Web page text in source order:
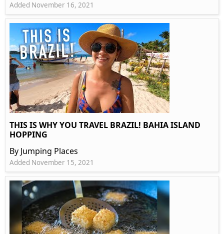
Added November 16, 2021
THIS IS WHY YOU TRAVEL BRAZIL! BAHIA ISLAND
HOPPING
By Jumping Places
Added November 15, 2021